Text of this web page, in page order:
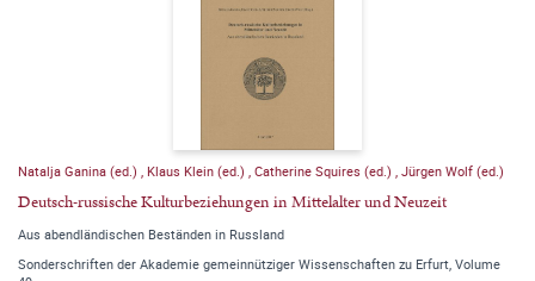
Natalja Ganina (ed.) , Klaus Klein (ed.) , Catherine Squires (ed.) , Jürgen Wolf (ed.)
Deutsch-russische Kulturbeziehungen in Mittelalter und Neuzeit
Aus abendländischen Beständen in Russland
Sonderschriften der Akademie gemeinnütziger Wissenschaften zu Erfurt, Volume